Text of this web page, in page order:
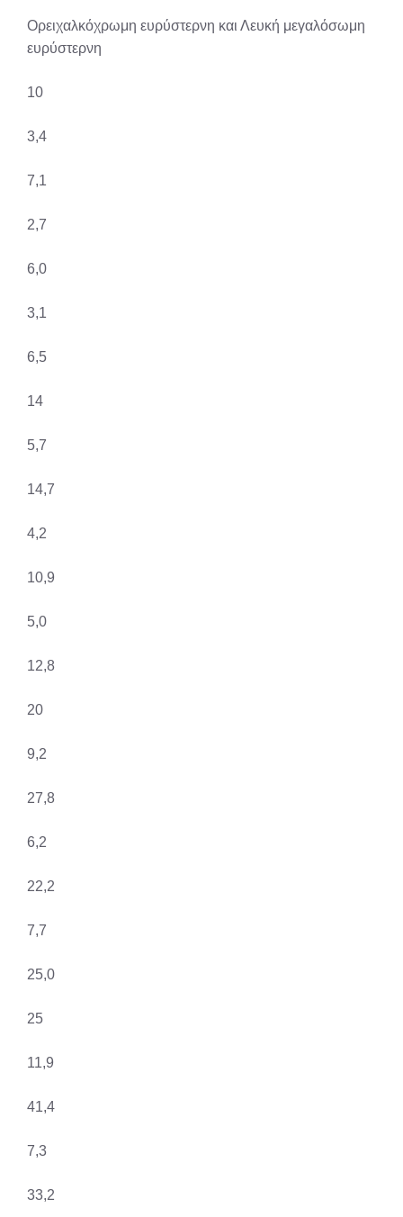
Ορειχαλκόχρωμη ευρύστερνη και Λευκή μεγαλόσωμη
ευρύστερνη
10
3,4
7,1
2,7
6,0
3,1
6,5
14
5,7
14,7
4,2
10,9
5,0
12,8
20
9,2
27,8
6,2
22,2
7,7
25,0
25
11,9
41,4
7,3
33,2